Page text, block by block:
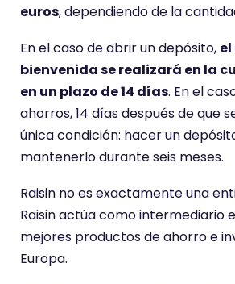
euros, dependiendo de la
En el caso de abrir un depósito,
bienvenida se realizará en la
en un plazo de 14 días. En el
ahorros, 14 días después de que
única condición: hacer un
mantenerlo durante seis meses.
Raisin no es exactamente una
Raisin actúa como intermediario
mejores productos de ahorro e
Europa.